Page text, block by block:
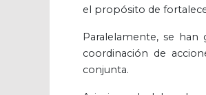
el propósito de
Paralelamente, se
coordinación de
conjunta.